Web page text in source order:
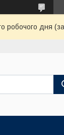
робочого дня